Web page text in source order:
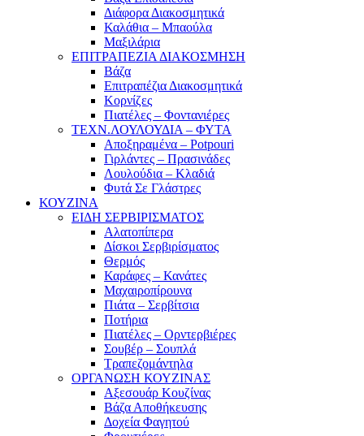
Διάφορα Διακοσμητικά
Καλάθια – Μπαούλα
Μαξιλάρια
ΕΠΙΤΡΑΠΕΖΙΑ ΔΙΑΚΟΣΜΗΣΗ
Βάζα
Επιτραπέζια Διακοσμητικά
Κορνίζες
Πιατέλες – Φοντανιέρες
ΤΕΧΝ.ΛΟΥΛΟΥΔΙΑ – ΦΥΤΑ
Αποξηραμένα – Potpouri
Γιρλάντες – Πρασινάδες
Λουλούδια – Κλαδιά
Φυτά Σε Γλάστρες
ΚΟΥΖΙΝΑ
ΕΙΔΗ ΣΕΡΒΙΡΙΣΜΑΤΟΣ
Αλατοπίπερα
Δίσκοι Σερβιρίσματος
Θερμός
Καράφες – Κανάτες
Μαχαιροπίρουνα
Πιάτα – Σερβίτσια
Ποτήρια
Πιατέλες – Ορντερβιέρες
Σουβέρ – Σουπλά
Τραπεζομάντηλα
ΟΡΓΑΝΩΣΗ ΚΟΥΖΙΝΑΣ
Αξεσουάρ Κουζίνας
Βάζα Αποθήκευσης
Δοχεία Φαγητού